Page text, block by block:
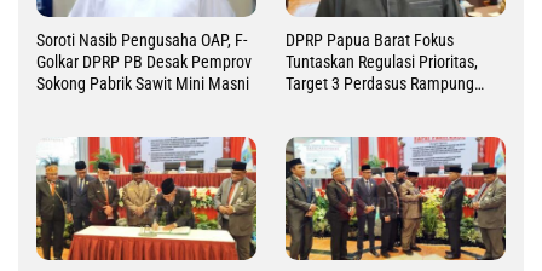
Soroti Nasib Pengusaha OAP, F-
Golkar DPRP PB Desak Pemprov
Sokong Pabrik Sawit Mini Masni
DPRP Papua Barat Fokus
Tuntaskan Regulasi Prioritas,
Target 3 Perdasus Rampung